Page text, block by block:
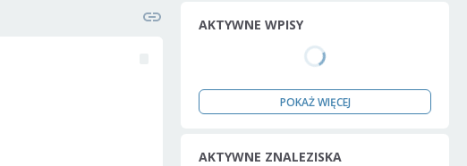
AKTYWNE WPISY
POKAŻ WIĘCEJ
AKTYWNE ZNALEZISKA